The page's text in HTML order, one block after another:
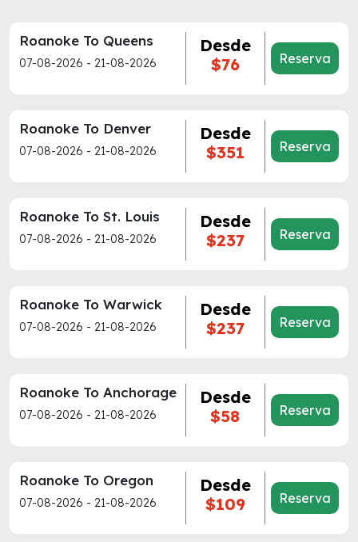
Roanoke To Queens
07-08-2026 - 21-08-2026
Desde
$76
Reserva
Roanoke To Denver
07-08-2026 - 21-08-2026
Desde
$351
Reserva
Roanoke To St. Louis
07-08-2026 - 21-08-2026
Desde
$237
Reserva
Roanoke To Warwick
07-08-2026 - 21-08-2026
Desde
$237
Reserva
Roanoke To Anchorage
07-08-2026 - 21-08-2026
Desde
$58
Reserva
Roanoke To Oregon
07-08-2026 - 21-08-2026
Desde
$109
Reserva